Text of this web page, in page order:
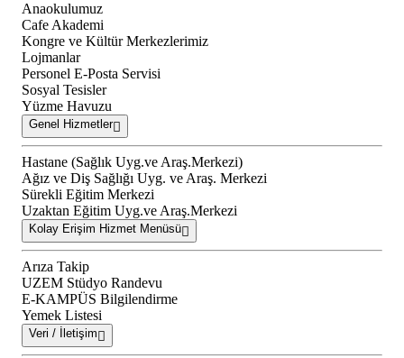
Anaokulumuz
Cafe Akademi
Kongre ve Kültür Merkezlerimiz
Lojmanlar
Personel E-Posta Servisi
Sosyal Tesisler
Yüzme Havuzu
Genel Hizmetler
Hastane (Sağlık Uyg.ve Araş.Merkezi)
Ağız ve Diş Sağlığı Uyg. ve Araş. Merkezi
Sürekli Eğitim Merkezi
Uzaktan Eğitim Uyg.ve Araş.Merkezi
Kolay Erişim Hizmet Menüsü
Arıza Takip
UZEM Stüdyo Randevu
E-KAMPÜS Bilgilendirme
Yemek Listesi
Veri / İletişim